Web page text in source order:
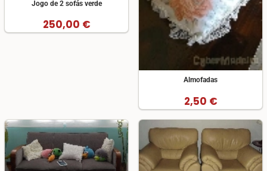
Jogo de 2 sofás verde
250,00 €
Almofadas
2,50 €